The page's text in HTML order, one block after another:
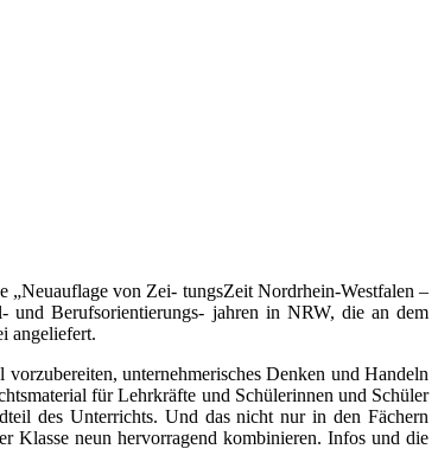
von Zei- tungsZeit Nordrhein-Westfalen –
und Berufsorientierungs- jahren in NRW, die an dem
angeliefert.
unternehmerisches Denken und Handeln
für Lehrkräfte und Schülerinnen und Schüler
des Unterrichts. Und das nicht nur in den Fächern
Klasse neun hervorragend kombinieren. Infos und die